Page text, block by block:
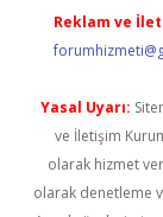
Reklam ve
Yasal Uyarı:
ve İletişim
olarak hizmet
olarak denetleme